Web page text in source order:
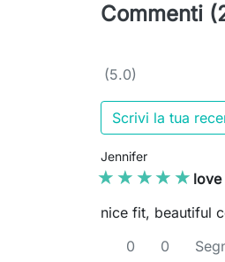
Commenti
(5.0)
Scrivi la tua
Jennifer
★★★★★
★★★★★ love
nice fit, beautiful
0
0